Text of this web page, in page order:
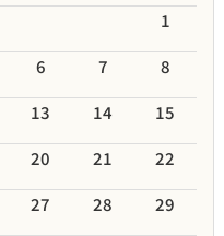
1
6 7
8
13 14
15
20 21
22
27 28
29